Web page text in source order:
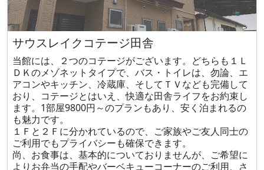
サウスレイクコテージ田舎
当館には、２つのコテージがございます。どちらも１Ｌ
ＤＫのメゾネットタイプで、バス・トイレは、勿論、エ
アコンやキッチン、冷蔵庫、そしてＴＶなども完備して
おり、コテージとはいえ、快適な田舎ライフをお約束し
ます。1部屋9800円～のプランもあり、安く泊まれるの
も魅力です。
１Ｆと２Ｆに分かれているので、ご家族やご友人同士の
ご利用でもプライバシーも確保できます。
尚、お食事は、基本的についておりませんが、ご希望に
よりお弁当の手配やバーベキューコーナーのご利用、さ